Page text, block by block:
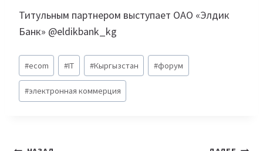
Титульным партнером выступает ОАО «Элдик
Банк» @eldikbank_kg
Метки
записи:
#ecom #IT #Кыргызстан #форум
#электронная коммерция